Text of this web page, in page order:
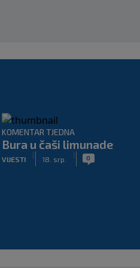
KOMENTAR TJEDNA
Bura u čaši limunade
VIJESTI
|
18. srp.
| 0